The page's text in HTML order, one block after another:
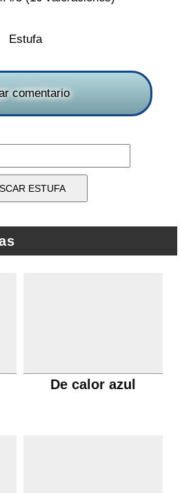
Estufa
comentario
De calor azul